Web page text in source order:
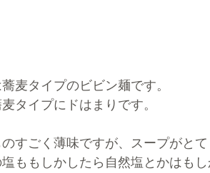
麦タイプのビビン麺です。
タイプにドはまりです。
すごく薄味ですが、スープがと
ももしかしたら自然塩とかはも